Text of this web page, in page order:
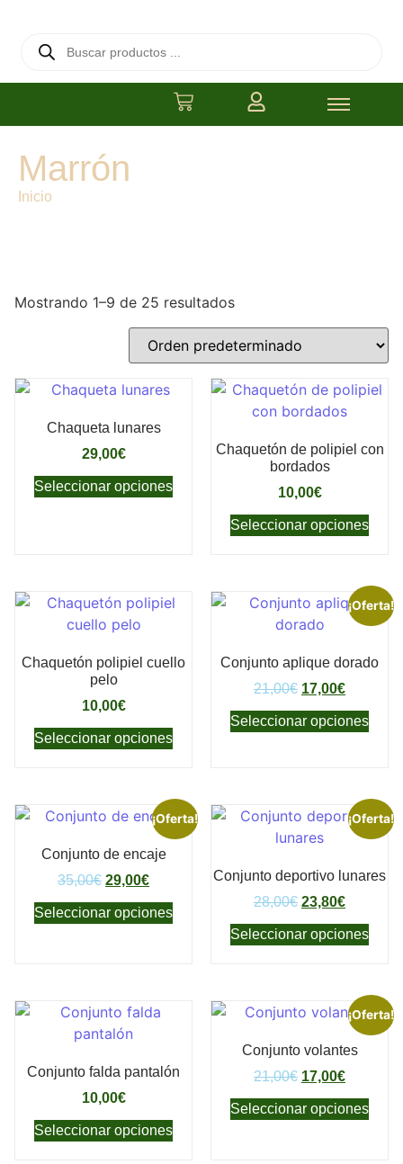
Marrón
Inicio
Mostrando 1–9 de 25 resultados
Chaqueta lunares
29,00€
Seleccionar opciones
Chaquetón de polipiel con
bordados
10,00€
Seleccionar opciones
Chaquetón polipiel cuello
pelo
10,00€
Seleccionar opciones
¡Oferta!
Conjunto aplique dorado
21,00€ 17,00€
Seleccionar opciones
¡Oferta!
Conjunto de encaje
35,00€ 29,00€
Seleccionar opciones
¡Oferta!
Conjunto deportivo lunares
28,00€ 23,80€
Seleccionar opciones
Conjunto falda pantalón
10,00€
Seleccionar opciones
¡Oferta!
Conjunto volantes
21,00€ 17,00€
Seleccionar opciones